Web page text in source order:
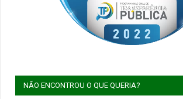
NÃO ENCONTROU O QUE QUERIA?